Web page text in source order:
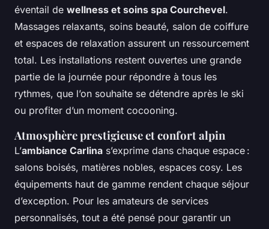
éventail de wellness et soins spa Courchevel.
Massages relaxants, soins beauté, salon de coiffure
et espaces de relaxation assurent un ressourcement
total. Les installations restent ouvertes une grande
partie de la journée pour répondre à tous les
rythmes, que l’on souhaite se détendre après le ski
ou profiter d’un moment cocooning.
Atmosphère prestigieuse et confort alpin
L’ambiance Carlina s’exprime dans chaque espace :
salons boisés, matières nobles, espaces cosy. Les
équipements haut de gamme rendent chaque séjour
d’exception. Pour les amateurs de services
personnalisés, tout a été pensé pour garantir un